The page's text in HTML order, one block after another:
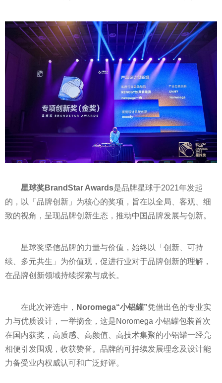
星球奖BrandStar Awards是品牌星球于2021年发起
的，以「品牌创新」为核心的奖项，旨在以全局、客观、细
致的视角，呈现品牌创新生态，推动中国品牌发展与创新。
星球奖坚信品牌的力量与价值，始终以「创新、可持
续、多元共生」为价值观，促进行业对于品牌创新的理解，
在品牌创新领域持续探索与成长。
在此次评选中， Noromega“小铝罐”凭借出色的专业实
力与优质设计，一举摘金，这是Noromega 小铝罐包装首次
在国内获奖，高质感、高颜值、高技术集聚的小铝罐一经亮
相便引发围观，收获赞誉。品牌的可持续发展理念及设计能
力备受业内权威认可和广泛好评。